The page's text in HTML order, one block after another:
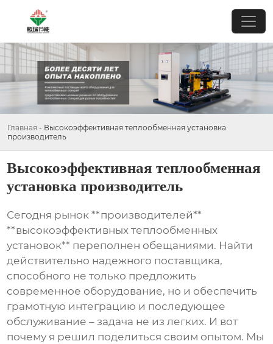
Главная - Высокоэффективная теплообменная установка
производитель
Высокоэффективная теплообменная
установка производитель
Сегодня рынок **производителей**
**высокоэффективных теплообменных
установок** переполнен обещаниями. Найти
действительно надежного поставщика,
способного не только предложить
современное оборудование, но и обеспечить
грамотную интеграцию и последующее
обслуживание – задача не из легких. И вот
почему я решил поделиться своим опытом. Мы